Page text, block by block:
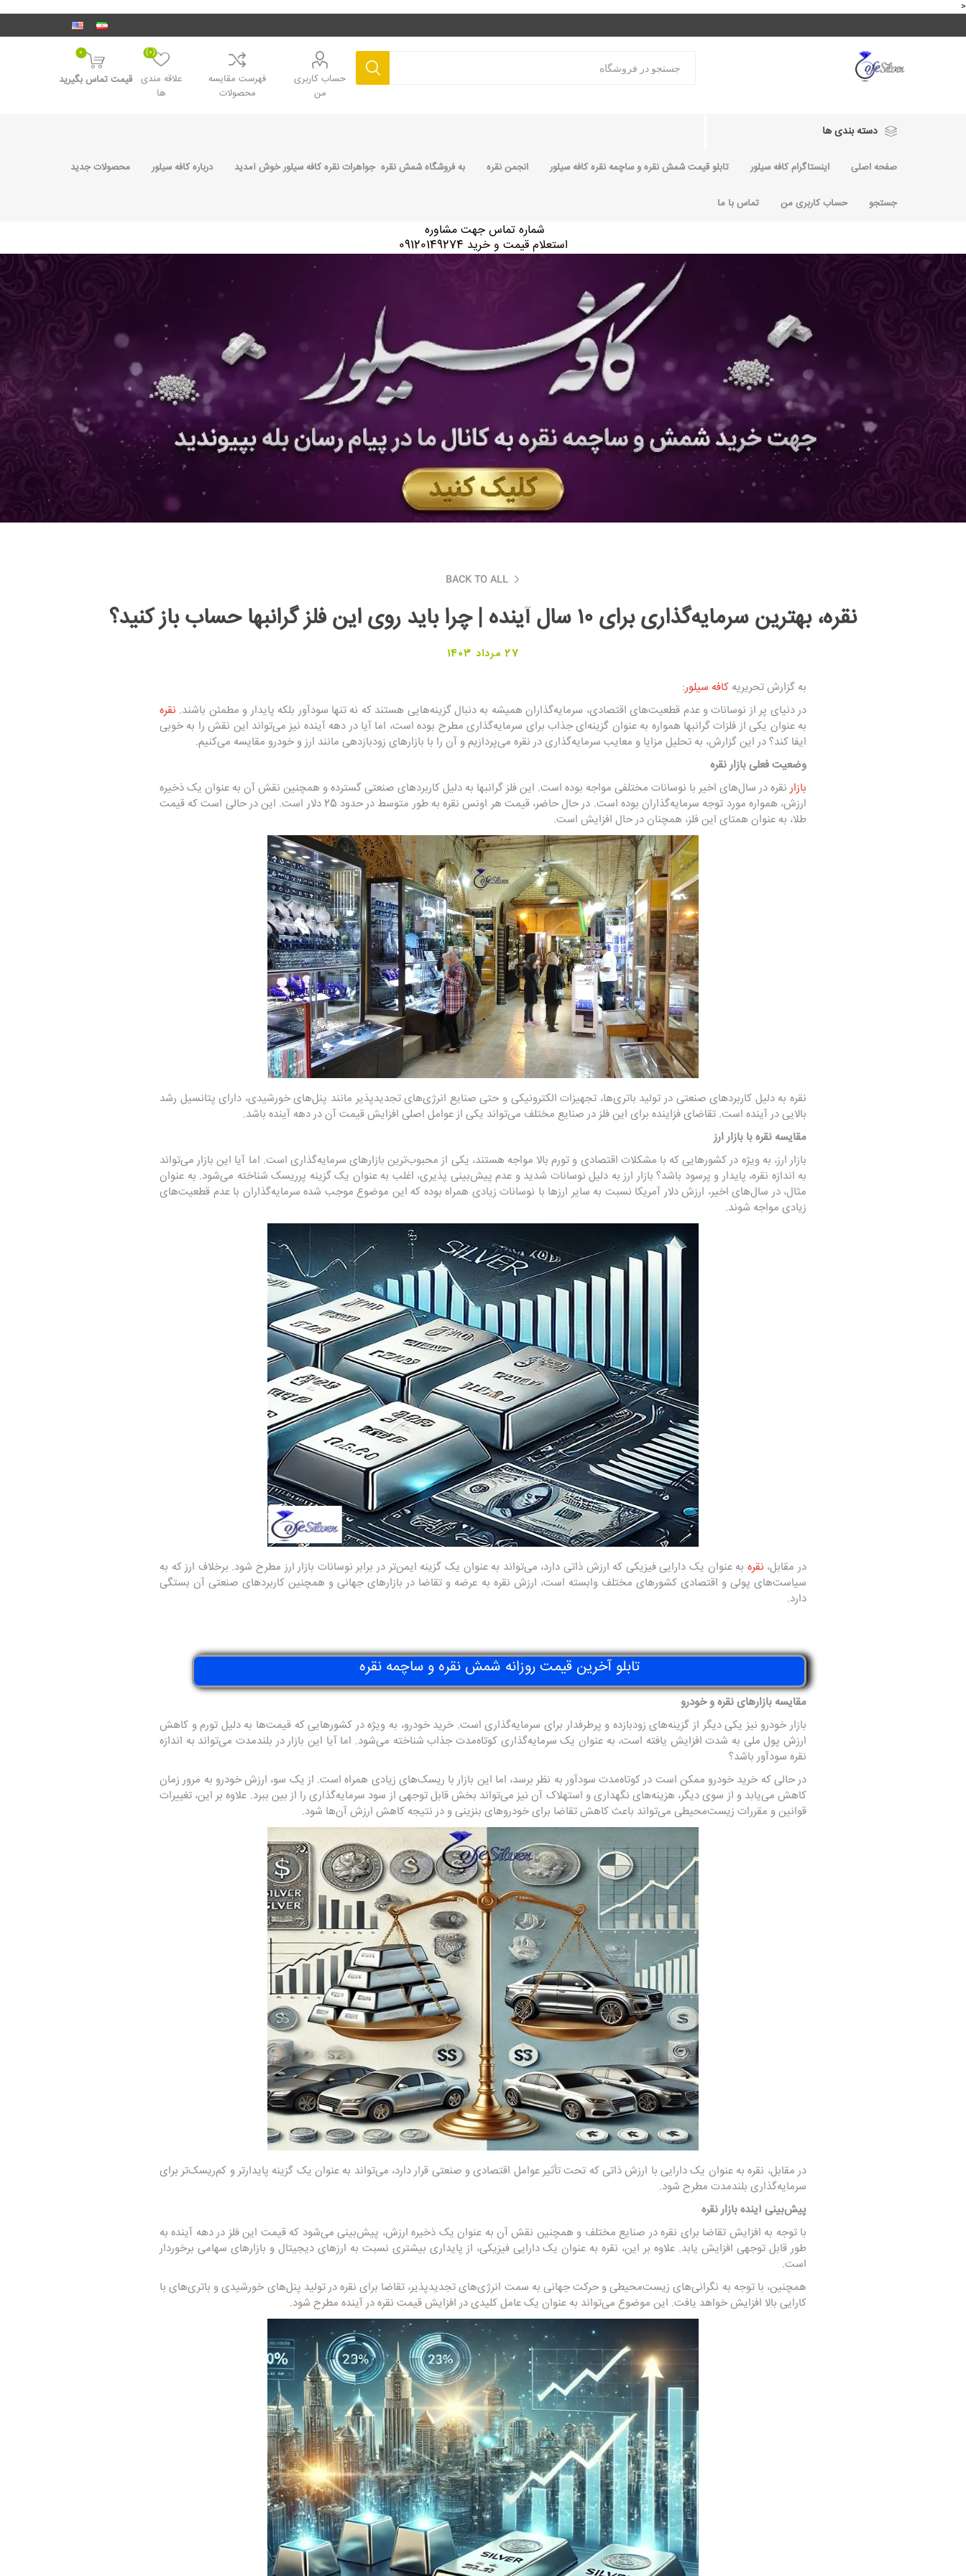
<
حساب کاربری
من
فهرست مقایسه
محصولات
علاقه مندی
ها
(0)
0
قیمت تماس بگیرید
دسته بندی ها
صفحه اصلی اینستاگرام کافه سیلور تابلو قیمت شمش نقره و ساچمه نقره کافه سیلور انجمن نقره به فروشگاه شمش نقره جواهرات نقره کافه سیلور خوش آمدید درباره کافه سیلور محصولات جدید
جستجو حساب کاربری من تماس با ما
شماره تماس جهت مشاوره
استعلام قیمت و خرید 09120149274
BACK TO ALL
نقره، بهترین سرمایه‌گذاری برای ۱۰ سال آینده | چرا باید روی این فلز گرانبها حساب باز کنید؟
27 مرداد 1403
به گزارش تحریریه کافه سیلور:
در دنیای پر از نوسانات و عدم قطعیت‌های اقتصادی، سرمایه‌گذاران همیشه به دنبال گزینه‌هایی هستند که نه تنها سودآور بلکه پایدار و مطمئن باشند. نقره
به عنوان یکی از فلزات گرانبها همواره به عنوان گزینه‌ای جذاب برای سرمایه‌گذاری مطرح بوده است، اما آیا در دهه آینده نیز می‌تواند این نقش را به خوبی
ایفا کند؟ در این گزارش، به تحلیل مزایا و معایب سرمایه‌گذاری در نقره می‌پردازیم و آن را با بازارهای زودبازدهی مانند ارز و خودرو مقایسه می‌کنیم.
وضعیت فعلی بازار نقره
بازار نقرهدر سال‌های اخیر با نوسانات مختلفی مواجه بوده است. این فلز گرانبها به دلیل کاربردهای صنعتی گسترده و همچنین نقش آن به عنوان یک ذخیره
ارزش، همواره مورد توجه سرمایه‌گذاران بوده است. در حال حاضر، قیمت هر اونس نقره به طور متوسط در حدود 25 دلار است. این در حالی است که قیمت
طلا، به عنوان همتای این فلز، همچنان در حال افزایش است.
نقره به دلیل کاربردهای صنعتی در تولید باتری‌ها، تجهیزات الکترونیکی و حتی صنایع انرژی‌های تجدیدپذیر مانند پنل‌های خورشیدی، دارای پتانسیل رشد
بالایی در آینده است. تقاضای فزاینده برای این فلز در صنایع مختلف می‌تواند یکی از عوامل اصلی افزایش قیمت آن در دهه آینده باشد.
مقایسه نقره با بازار ارز
بازار ارز، به ویژه در کشورهایی که با مشکلات اقتصادی و تورم بالا مواجه هستند، یکی از محبوب‌ترین بازارهای سرمایه‌گذاری است. اما آیا این بازار می‌تواند
به اندازه نقره، پایدار و پرسود باشد؟ بازار ارز به دلیل نوسانات شدید و عدم پیش‌بینی پذیری، اغلب به عنوان یک گزینه پرریسک شناخته می‌شود. به عنوان
مثال، در سال‌های اخیر، ارزش دلار آمریکا نسبت به سایر ارزها با نوسانات زیادی همراه بوده که این موضوع موجب شده سرمایه‌گذاران با عدم قطعیت‌های
زیادی مواجه شوند.
در مقابل، نقره به عنوان یک دارایی فیزیکی که ارزش ذاتی دارد، می‌تواند به عنوان یک گزینه ایمن‌تر در برابر نوسانات بازار ارز مطرح شود. برخلاف ارز که به
سیاست‌های پولی و اقتصادی کشورهای مختلف وابسته است، ارزش نقره به عرضه و تقاضا در بازارهای جهانی و همچنین کاربردهای صنعتی آن بستگی
دارد.
تابلو آخرین قیمت روزانه شمش نقره و ساچمه نقره
مقایسه بازارهای نقره و خودرو
بازار خودرو نیز یکی دیگر از گزینه‌های زودبازده و پرطرفدار برای سرمایه‌گذاری است. خرید خودرو، به ویژه در کشورهایی که قیمت‌ها به دلیل تورم و کاهش
ارزش پول ملی به شدت افزایش یافته است، به عنوان یک سرمایه‌گذاری کوتاه‌مدت جذاب شناخته می‌شود. اما آیا این بازار در بلندمدت می‌تواند به اندازه
نقره سودآور باشد؟
در حالی که خرید خودرو ممکن است در کوتاه‌مدت سودآور به نظر برسد، اما این بازار با ریسک‌های زیادی همراه است. از یک سو، ارزش خودرو به مرور زمان
کاهش می‌یابد و از سوی دیگر، هزینه‌های نگهداری و استهلاک آن نیز می‌تواند بخش قابل توجهی از سود سرمایه‌گذاری را از بین ببرد. علاوه بر این، تغییرات
قوانین و مقررات زیست‌محیطی می‌تواند باعث کاهش تقاضا برای خودروهای بنزینی و در نتیجه کاهش ارزش آن‌ها شود.
در مقابل، نقره به عنوان یک دارایی با ارزش ذاتی که تحت تأثیر عوامل اقتصادی و صنعتی قرار دارد، می‌تواند به عنوان یک گزینه پایدارتر و کم‌ریسک‌تر برای
سرمایه‌گذاری بلندمدت مطرح شود.
پیش‌بینی آینده بازار نقره
با توجه به افزایش تقاضا برای نقره در صنایع مختلف و همچنین نقش آن به عنوان یک ذخیره ارزش، پیش‌بینی می‌شود که قیمت این فلز در دهه آینده به
طور قابل توجهی افزایش یابد. علاوه بر این، نقره به عنوان یک دارایی فیزیکی، از پایداری بیشتری نسبت به ارزهای دیجیتال و بازارهای سهامی برخوردار
است.
همچنین، با توجه به نگرانی‌های زیست‌محیطی و حرکت جهانی به سمت انرژی‌های تجدیدپذیر، تقاضا برای نقره در تولید پنل‌های خورشیدی و باتری‌های با
کارایی بالا افزایش خواهد یافت. این موضوع می‌تواند به عنوان یک عامل کلیدی در افزایش قیمت نقره در آینده مطرح شود.